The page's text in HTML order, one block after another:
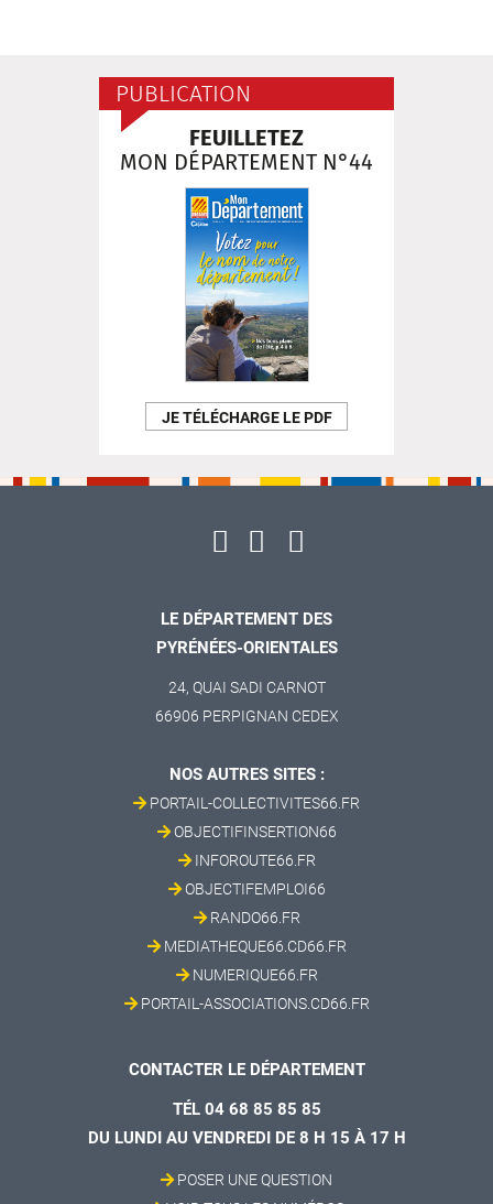
PUBLICATION
FEUILLETEZ
MON DÉPARTEMENT N°44
JE TÉLÉCHARGE LE PDF
LE DÉPARTEMENT DES
PYRÉNÉES-ORIENTALES
24, QUAI SADI CARNOT
66906 PERPIGNAN CEDEX
NOS AUTRES SITES :
PORTAIL-COLLECTIVITES66.FR
OBJECTIFINSERTION66
INFOROUTE66.FR
OBJECTIFEMPLOI66
RANDO66.FR
MEDIATHEQUE66.CD66.FR
NUMERIQUE66.FR
PORTAIL-ASSOCIATIONS.CD66.FR
CONTACTER LE DÉPARTEMENT
TÉL 04 68 85 85 85
DU LUNDI AU VENDREDI DE 8 H 15 À 17 H
POSER UNE QUESTION